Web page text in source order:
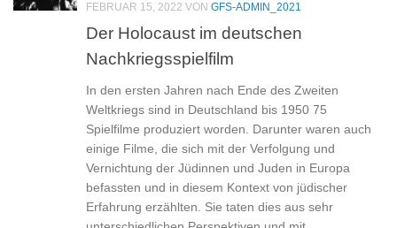
FEBRUAR 15, 2022 VON GFS-ADMIN_2021
Der Holocaust im deutschen
Nachkriegsspielfilm
In den ersten Jahren nach Ende des Zweiten
Weltkriegs sind in Deutschland bis 1950 75
Spielfilme produziert worden. Darunter waren auch
einige Filme, die sich mit der Verfolgung und
Vernichtung der Jüdinnen und Juden in Europa
befassten und in diesem Kontext von jüdischer
Erfahrung erzählten. Sie taten dies aus sehr